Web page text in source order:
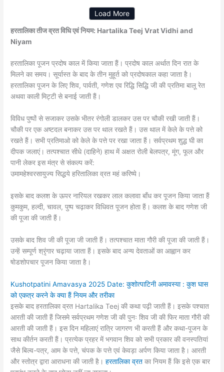
Load More
हरतालिका तीज व्रत विधि एवं नियम: Hartalika Teej Vrat Vidhi and
Niyam
हरतालिका पूजन प्रदोष काल में किया जाता हैं। प्रदोष काल अर्थात दिन रात के
मिलने का समय। सूर्यास्त के बाद के तीन मुहूर्त को प्रदोषकाल कहा जाता है।
हरतालिका पूजन के लिए शिव, पार्वती, गणेश एव रिद्धि सिद्धि जी की प्रतिमा बालू रेत
अथवा काली मिट्टी से बनाई जाती हैं।
विविध पुष्पों से सजाकर उसके भीतर रंगोली डालकर उस पर चौकी रखी जाती हैं।
चौकी पर एक अष्टदल बनाकर उस पर थाल रखते हैं। उस थाल में केले के पत्ते को
रखते हैं। सभी प्रतिमाओ को केले के पत्ते पर रखा जाता हैं। सर्वप्रथम शुद्ध घी का
दीपक जलाएं। तत्पश्चात सीधे (दाहिने) हाथ में अक्षत रोली बेलपत्र, मूंग, फूल और
पानी लेकर इस मंत्र से संकल्प करें:
उमामहेश्वरसायुज्य सिद्धये हरितालिका व्रत महं करिष्ये।
इसके बाद कलश के ऊपर नारियल रखकर लाल कलावा बाँध कर पूजन किया जाता हैं
कुमकुम, हल्दी, चावल, पुष्प चढ़ाकर विधिवत पूजन होता हैं। कलश के बाद गणेश जी
की पूजा की जाती हैं।
उसके बाद शिव जी की पूजा जी जाती हैं। तत्पश्चात माता गौरी की पूजा की जाती हैं।
उन्हें सम्पूर्ण श्रृंगार चढ़ाया जाता हैं। इसके बाद अन्य देवताओं का आह्वान कर
षोडशोपचार पूजन किया जाता है।
Kushotpatini Amavasya 2025 Date: कुशोत्पाटिनी अमावस्या : कुश घास
को एकत्र करने के क्या हैं नियम और तरीका
इसके बाद हरतालिका व्रत Hartalika Teej की कथा पढ़ी जाती हैं। इसके पश्चात
आरती की जाती हैं जिसमे सर्वप्रथम गणेश जी की पुनः शिव जी की फिर माता गौरी की
आरती की जाती हैं। इस दिन महिलाएं रात्रि जागरण भी करती हैं और कथा-पूजन के
साथ कीर्तन करती हैं। प्रत्येक प्रहर में भगवान शिव को सभी प्रकार की वनस्पतियां
जैसे बिल्व-पत्र, आम के पत्ते, चंपक के पत्ते एवं केवड़ा अर्पण किया जाता है। आरती
और स्तोत्र द्वारा आराधना की जाती है।हरतालिका व्रतका नियम हैं कि इसे एक बार